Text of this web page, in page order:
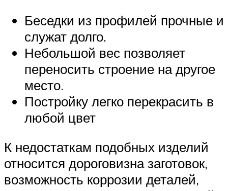
Беседки из профилей прочные и
служат долго.
Небольшой вес позволяет
переносить строение на другое
место.
Постройку легко перекрасить в
любой цвет
К недостаткам подобных изделий
относится дороговизна заготовок,
возможность коррозии деталей,